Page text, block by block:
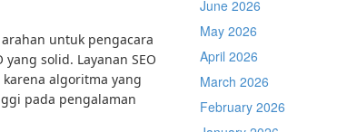
untuk pengacara
solid. Layanan SEO
algoritma yang
pada pengalaman
June 2026
May 2026
April 2026
March 2026
February 2026